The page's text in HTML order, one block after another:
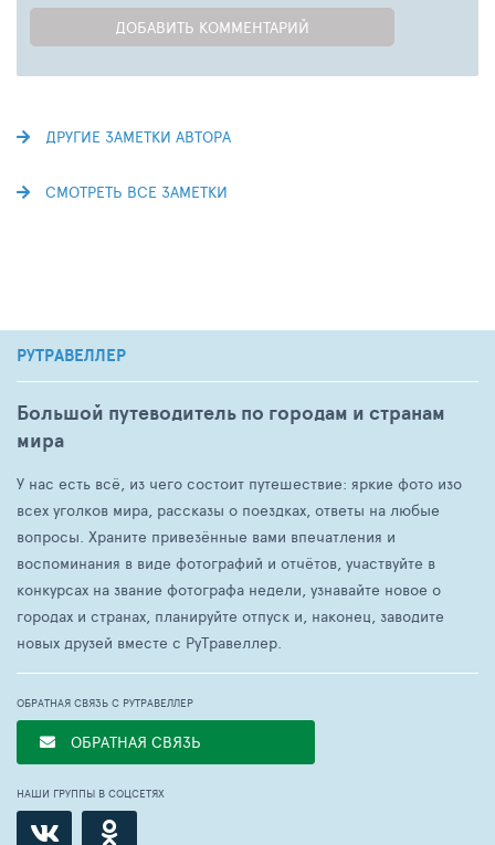
ДОБАВИТЬ КОММЕНТАРИЙ
ДРУГИЕ ЗАМЕТКИ АВТОРА
СМОТРЕТЬ ВСЕ ЗАМЕТКИ
РУТРАВЕЛЛЕР
Большой путеводитель по городам и странам
мира
У нас есть всё, из чего состоит путешествие: яркие фото изо
всех уголков мира, рассказы о поездках, ответы на любые
вопросы. Храните привезённые вами впечатления и
воспоминания в виде фотографий и отчётов, участвуйте в
конкурсах на звание фотографа недели, узнавайте новое о
городах и странах, планируйте отпуск и, наконец, заводите
новых друзей вместе с РуТравеллер.
ОБРАТНАЯ СВЯЗЬ С РУТРАВЕЛЛЕР
ОБРАТНАЯ СВЯЗЬ
НАШИ ГРУППЫ В СОЦСЕТЯХ